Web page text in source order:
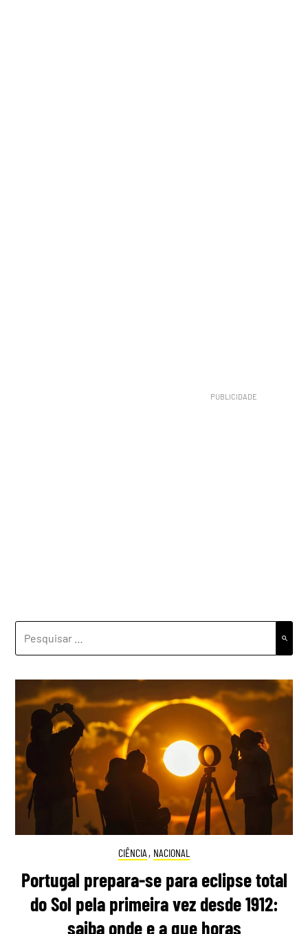
CIÊNCIA , NACIONAL
Portugal prepara-se para eclipse total
do Sol pela primeira vez desde 1912:
saiba onde e a que horas